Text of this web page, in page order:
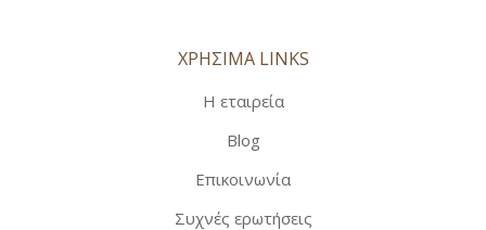
ΧΡΗΣΙΜΑ LINKS
Η εταιρεία
Blog
Επικοινωνία
Συχνές ερωτήσεις